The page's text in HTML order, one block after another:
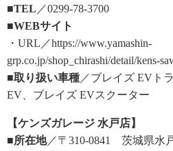
■TEL ／0299-78-3700
■WEBサイト
・URL／https://www.yamashin-
grp.co.jp/shop_chirashi/detail/kens-
■取り扱い車種 ／ブレイズ EVト
EV、ブレイズ EVスクーター
【ケンズガレージ 水戸店】
■所在地／〒310-0841 茨城県水